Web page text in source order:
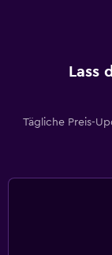
Lass
Tägliche Preis-